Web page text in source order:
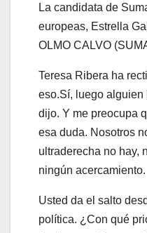
La candidata de
europeas, Estrella
OLMO CALVO
Teresa Ribera ha
eso.Sí, luego
dijo. Y me preocupa
esa duda. Nosotros
ultraderecha no hay,
ningún acercamiento.
Usted da el salto
política. ¿Con qué